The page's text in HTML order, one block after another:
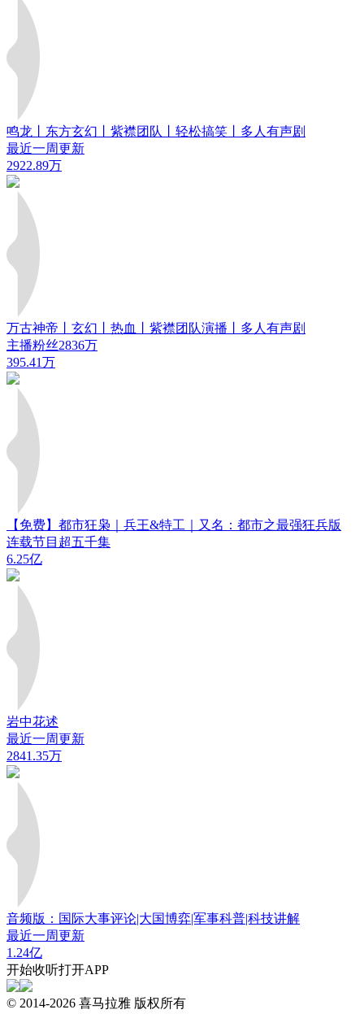
鸣龙丨东方玄幻丨紫襟团队丨轻松搞笑丨多人有声剧
最近一周更新
2922.89万
万古神帝丨玄幻丨热血丨紫襟团队演播丨多人有声剧
主播粉丝2836万
395.41万
【免费】都市狂枭｜兵王&特工｜又名：都市之最强狂兵版
连载节目超五千集
6.25亿
岩中花述
最近一周更新
2841.35万
音频版：国际大事评论|大国博弈|军事科普|科技讲解
最近一周更新
1.24亿
开始收听打开APP
© 2014-2026 喜马拉雅 版权所有